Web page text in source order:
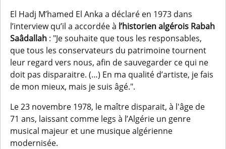
El Hadj M’hamed El Anka a déclaré en 1973 dans
l’interview qu’il a accordée à l’historien algérois Rabah
Saâdallah : "Je souhaite que tous les responsables,
que tous les conservateurs du patrimoine tournent
leur regard vers nous, afin de sauvegarder ce qui ne
doit pas disparaitre. (…) En ma qualité d’artiste, je fais
de mon mieux, mais je suis âgé.".
Le 23 novembre 1978, le maître disparait, à l'âge de
71 ans, laissant comme legs à l’Algérie un genre
musical majeur et une musique algérienne
modernisée.